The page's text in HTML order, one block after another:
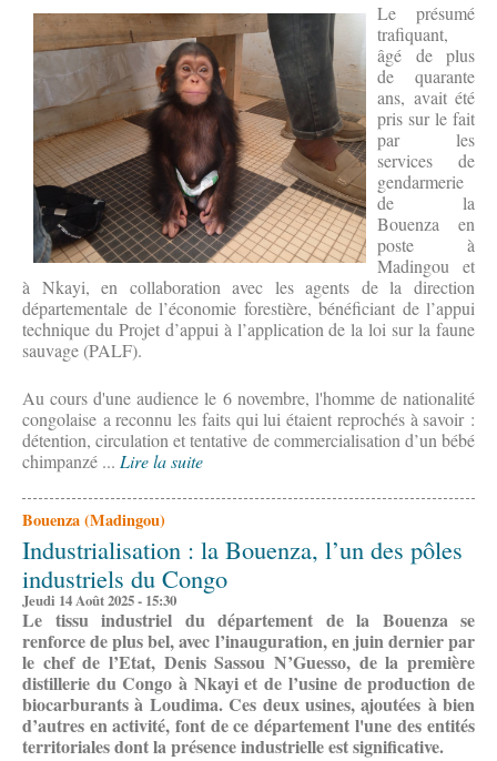
Le présumé
trafiquant,
âgé de plus
de quarante
ans, avait été
pris sur le fait
par les
services de
gendarmerie
de la
Bouenza en
poste à
Madingou et
à Nkayi, en collaboration avec les agents de la direction
départementale de l’économie forestière, bénéficiant de l’appui
technique du Projet d’appui à l’application de la loi sur la faune
sauvage (PALF).
Au cours d'une audience le 6 novembre, l'homme de nationalité
congolaise a reconnu les faits qui lui étaient reprochés à savoir :
détention, circulation et tentative de commercialisation d’un bébé
chimpanzé ... Lire la suite
Bouenza (Madingou)
Industrialisation : la Bouenza, l’un des pôles
industriels du Congo
Jeudi 14 Août 2025 - 15:30
Le tissu industriel du département de la Bouenza se
renforce de plus bel, avec l’inauguration, en juin dernier par
le chef de l’Etat, Denis Sassou N’Guesso, de la première
distillerie du Congo à Nkayi et de l’usine de production de
biocarburants à Loudima. Ces deux usines, ajoutées à bien
d’autres en activité, font de ce département l'une des entités
territoriales dont la présence industrielle est significative.